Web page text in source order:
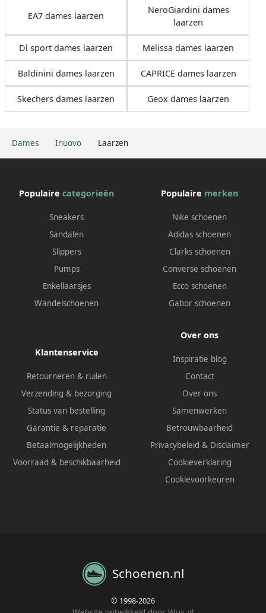
Dames Inuovo Laarzen
EA7 dames laarzen
NeroGiardini dames
laarzen
Dl sport dames laarzen Melissa dames laarzen
Baldinini dames laarzen CAPRICE dames laarzen
Skechers dames laarzen Geox dames laarzen
Populaire categorieën
Sneakers
Sandalen
Slippers
Pumps
Enkellaarsjes
Wandelschoenen
Populaire merken
Nike schoenen
Adidas schoenen
Clarks schoenen
Converse schoenen
Ecco schoenen
Gabor schoenen
Klantenservice
Retourneren & ruilen
Verzending & bezorging
Status van bestelling
Garantie & reparatie
Betaalmogelijkheden
Voorraad & beschikbaarheid
Over ons
Inspiratie blog
Contact
Over ons
Samenwerken
Betrouwbaarheid
Privacybeleid & Disclaimer
Cookieverklaring
Cookievoorkeuren
Schoenen.nl
© 1998-2026